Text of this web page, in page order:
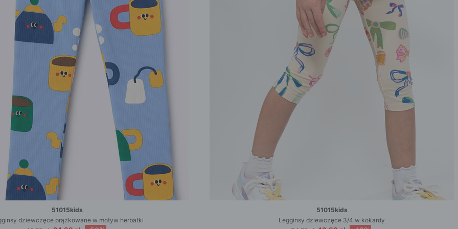
51015kids
dziewczęce prążkowane w motyw herbatki
51015kids
Legginsy dziewczęce 3/4 w kokardy